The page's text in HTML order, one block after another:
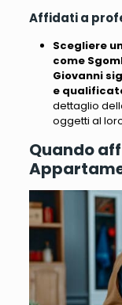
Affidati a
Scegliere
come
Giovanni
e
dettaglio
oggetti al
Quando